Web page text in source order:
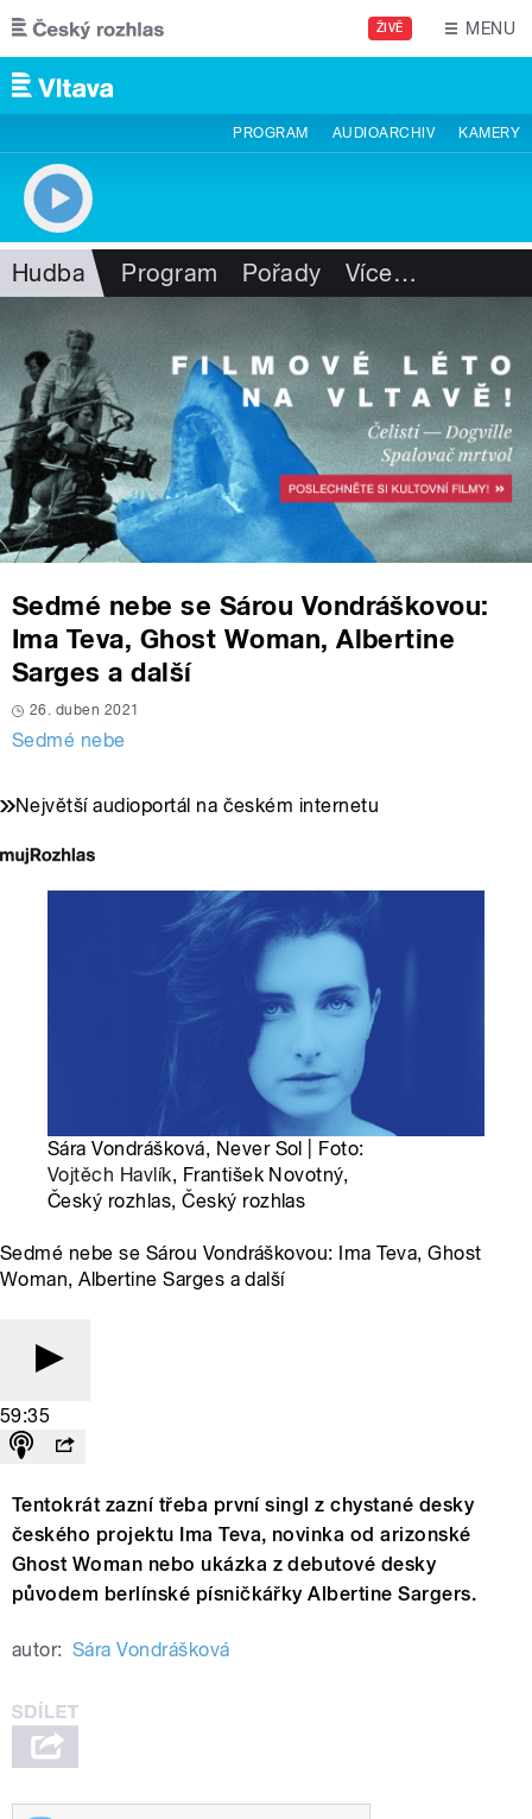
Přejít k hlavnímu obsahu
ŽIVĚ MENU
PROGRAM AUDIOARCHIV KAMERY
Hudba Program Pořady Více…
Sedmé nebe se Sárou Vondráškovou:
Ima Teva, Ghost Woman, Albertine
Sarges a další
26. duben 2021
Sedmé nebe
Největší audioportál na českém internetu
Sára Vondrášková, Never Sol | Foto:
Vojtěch Havlík, František Novotný,
Český rozhlas, Český rozhlas
Sedmé nebe se Sárou Vondráškovou: Ima Teva, Ghost
Woman, Albertine Sarges a další
59:35
Tentokrát zazní třeba první singl z chystané desky
českého projektu Ima Teva, novinka od arizonské
Ghost Woman nebo ukázka z debutové desky
původem berlínské písničkářky Albertine Sargers.
autor: Sára Vondrášková